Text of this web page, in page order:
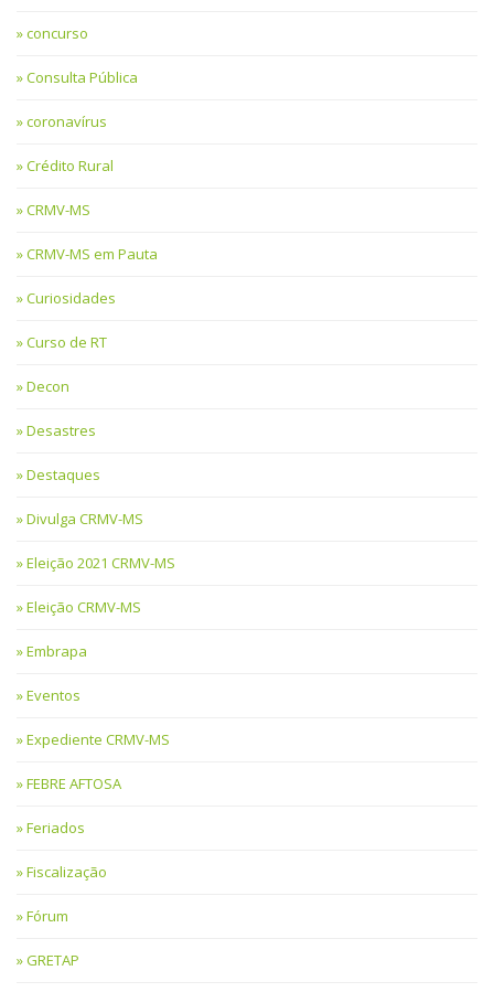
concurso
Consulta Pública
coronavírus
Crédito Rural
CRMV-MS
CRMV-MS em Pauta
Curiosidades
Curso de RT
Decon
Desastres
Destaques
Divulga CRMV-MS
Eleição 2021 CRMV-MS
Eleição CRMV-MS
Embrapa
Eventos
Expediente CRMV-MS
FEBRE AFTOSA
Feriados
Fiscalização
Fórum
GRETAP